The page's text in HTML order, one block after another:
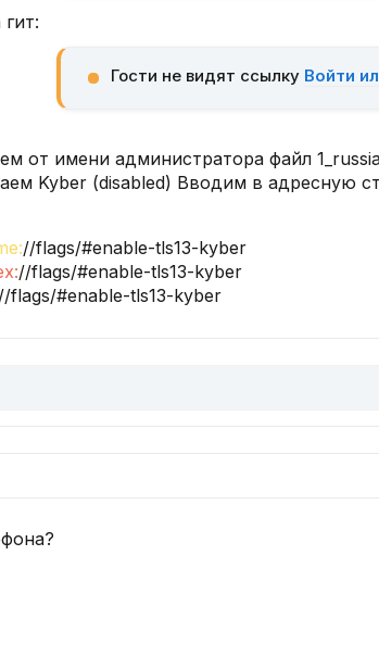
ㅤㅤㅤㅤㅤㅤСсылка на гит:
Гости не видят ссылку Войти
от имени администратора файл
Kyber (disabled) Вводим в адресную
//flags/#enable-tls13-kyber
//flags/#enable-tls13-kyber
//flags/#enable-tls13-kyber